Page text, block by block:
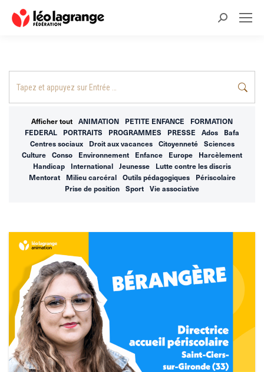
Recherche
Afficher tout ANIMATION PETITE ENFANCE
FORMATION
FEDERAL
PORTRAITS PROGRAMMES PRESSE Ados
Bafa
Centres sociaux
Droit aux vacances Citoyenneté
Sciences
Culture
Conso Environnement Enfance Europe
Harcèlement
Handicap
International Jeunesse
Lutte contre les discris
Mentorat
Milieu carcéral Outils pédagogiques
Périscolaire
Prise de position
Sport Vie associative